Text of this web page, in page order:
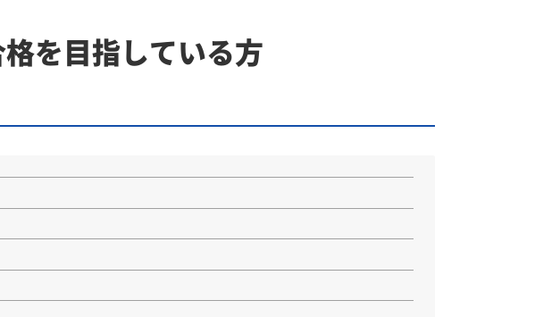
を目指している方